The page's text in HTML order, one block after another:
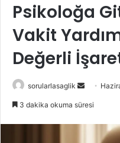
Psikoloğa
Vakit
Değerli
sorularlasaglik
Bir
3 dakika okuma süresi